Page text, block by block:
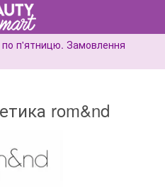
по п'ятницю. Замовлення
rom&nd